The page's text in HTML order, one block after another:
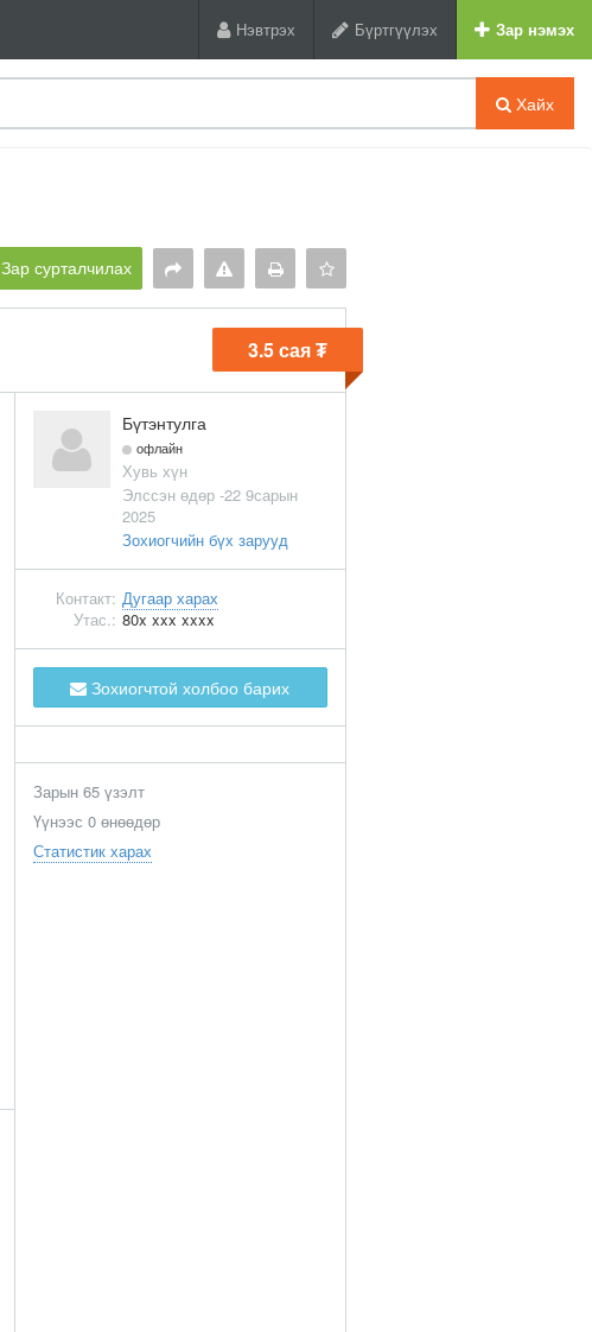
Нэвтрэх Бүртгүүлэх Зар нэмэх
Хайх
Зар сурталчилах
3.5 сая ₮
Бүтэнтулга
офлайн
Хувь хүн
Элссэн өдөр -22 9сарын
2025
Зохиогчийн бүх зарууд
Контакт: Дугаар харах
Утас.: 80x xxx xxxx
Зохиогчтой холбоо барих
Зарын 65 үзэлт
Үүнээс 0 өнөөдөр
Статистик харах